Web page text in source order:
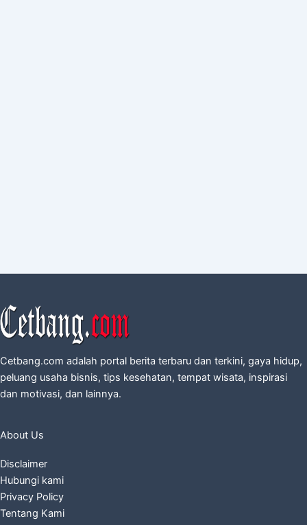
Cetbang.com adalah portal berita terbaru dan terkini, gaya hidup,
peluang usaha bisnis, tips kesehatan, tempat wisata, inspirasi
dan motivasi, dan lainnya.
About Us
Disclaimer
Hubungi kami
Privacy Policy
Tentang Kami